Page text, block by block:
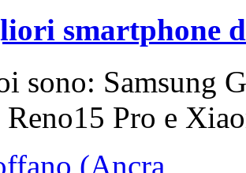
smartphone
sono: Samsung
Reno15 Pro e